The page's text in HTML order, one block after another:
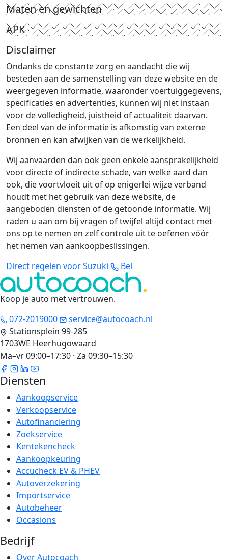
Maten en gewichten
APK
Disclaimer
Ondanks de constante zorg en aandacht die wij
besteden aan de samenstelling van deze website en de
weergegeven informatie, waaronder voertuiggegevens,
specificaties en advertenties, kunnen wij niet instaan
voor de volledigheid, juistheid of actualiteit daarvan.
Een deel van de informatie is afkomstig van externe
bronnen en kan afwijken van de werkelijkheid.
Wij aanvaarden dan ook geen enkele aansprakelijkheid
voor directe of indirecte schade, van welke aard dan
ook, die voortvloeit uit of op enigerlei wijze verband
houdt met het gebruik van deze website, de
aangeboden diensten of de getoonde informatie. Wij
raden u aan om bij vragen of twijfel altijd contact met
ons op te nemen en zelf controle uit te oefenen vóór
het nemen van aankoopbeslissingen.
Direct regelen voor Suzuki
Bel
Koop je auto met vertrouwen.
072-2019000
service@autocoach.nl
Stationsplein 99-285
1703WE Heerhugowaard
Ma–vr 09:00–17:30 · Za 09:30–15:30
Diensten
Aankoopservice
Verkoopservice
Autofinanciering
Zoekservice
Kentekencheck
Aankoopkeuring
Accucheck EV & PHEV
Autoverzekering
Importservice
Autobeheer
Occasions
Bedrijf
Over Autocoach